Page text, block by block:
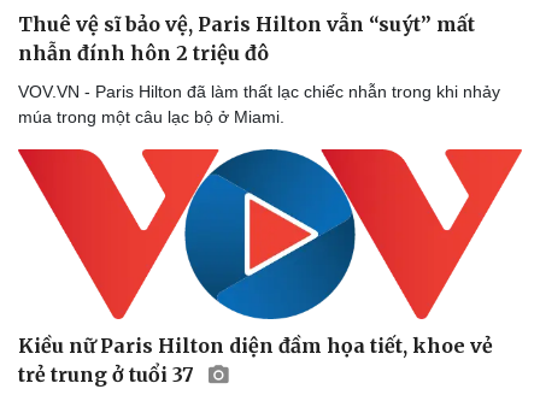
Sức khỏe
Dinh dưỡng - món ngon
Cây thuốc
Sản phụ khoa
Nhi khoa
Làm đẹp - giảm cân
Phòng mạch online
Ăn sạch sống khỏe
Đời sống
Nhà đẹp
Blog
Tình yêu - Gia đình
Thuê vệ sĩ bảo vệ, Paris Hilton vẫn “suýt” mất
nhẫn đính hôn 2 triệu đô
VOV.VN - Paris Hilton đã làm thất lạc chiếc nhẫn trong khi nhảy
múa trong một câu lạc bộ ở Miami.
Kiều nữ Paris Hilton diện đầm họa tiết, khoe vẻ
trẻ trung ở tuổi 37